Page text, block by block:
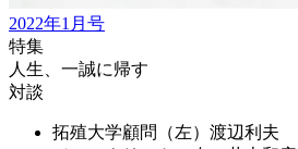
2022年1月号
特集
人生、一誠に帰す
対談
拓殖大学顧問（左） 渡辺利夫